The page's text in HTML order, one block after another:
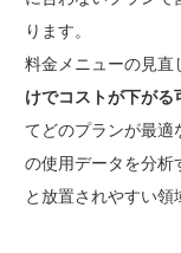
ります。
料金メニューの見直
けでコストが下がる
てどのプランが最適
の使用データを分析
と放置されやすい領